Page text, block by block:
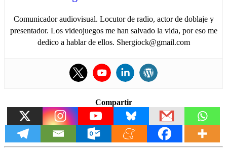
Comunicador audiovisual. Locutor de radio, actor de doblaje y
presentador. Los videojuegos me han salvado la vida, por eso me
dedico a hablar de ellos. Shergiock@gmail.com
Compartir